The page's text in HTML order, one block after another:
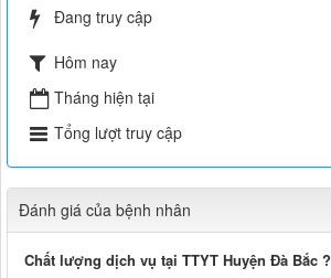
Đang truy cập
Hôm nay
Tháng hiện tại
Tổng lượt truy cập
Đánh giá của bệnh nhân
Chất lượng dịch vụ tại TTYT Huyện Đà Bắc ?